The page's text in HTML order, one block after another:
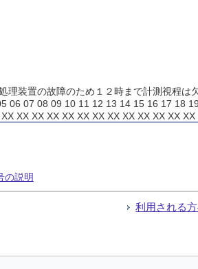
理装置の故障のため１２時まで計測視程は
07 08 09 10 11 12 13 14 15 16 17 18
XX XX XX XX XX XX XX XX XX XX XX
の説明
利用される